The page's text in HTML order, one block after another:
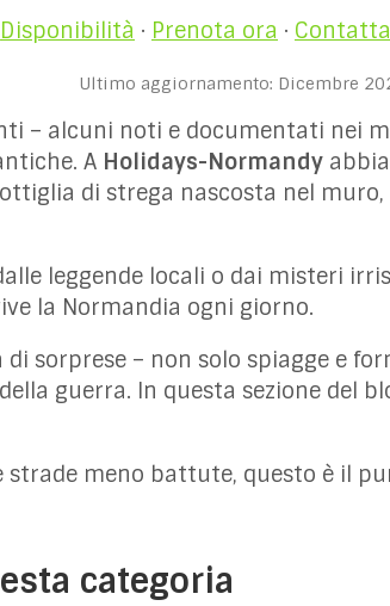
Disponibilità · Prenota ora ·
Ultimo aggiornamento: Dicembre
– alcuni noti e documentati nei
A Holidays-Normandy
di strega nascosta nel
leggende locali o dai misteri
la Normandia ogni giorno.
sorprese – non solo spiagge e
guerra. In questa sezione del
strade meno battute, questo è il
categoria